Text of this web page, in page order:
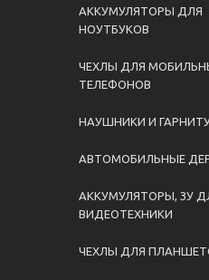
АККУМУЛЯТОРЫ ДЛЯ
НОУТБУКОВ
ЧЕХЛЫ ДЛЯ
ТЕЛЕФОНОВ
НАУШНИКИ И
АВТОМОБИЛЬНЫЕ
АККУМУЛЯТОРЫ, ЗУ
ВИДЕОТЕХНИКИ
ЧЕХЛЫ ДЛЯ